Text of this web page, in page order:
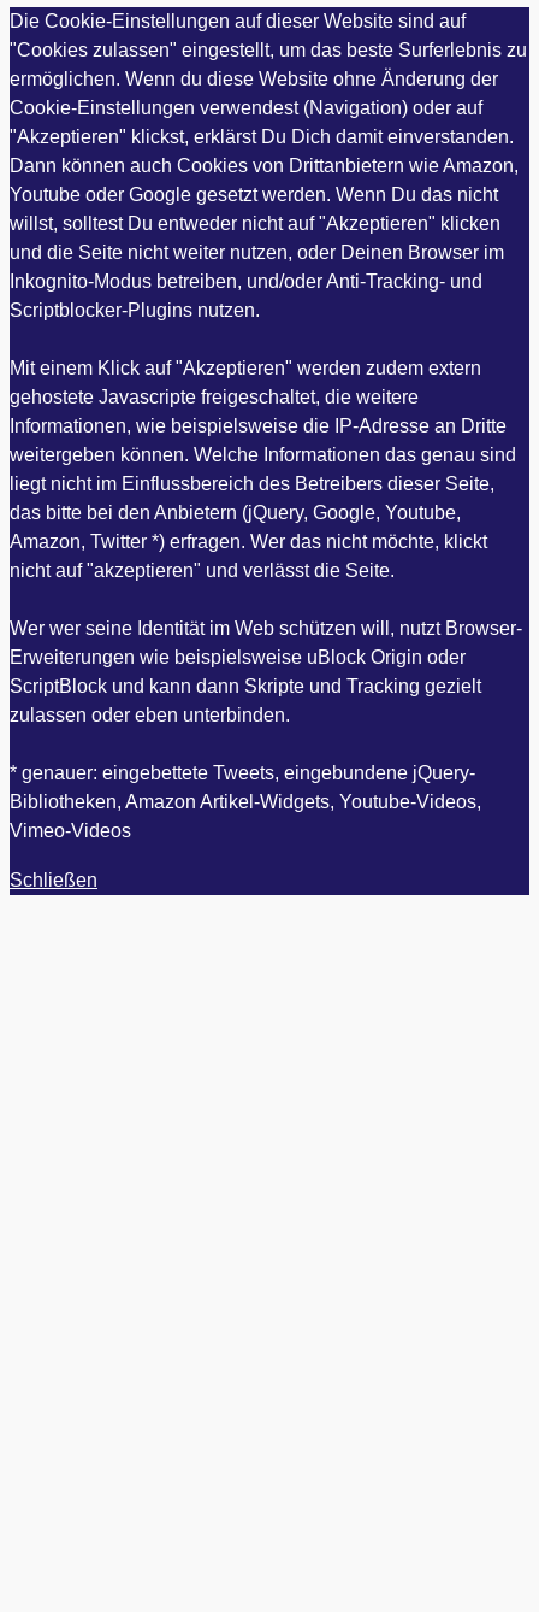
Die Cookie-Einstellungen auf dieser Website sind auf
"Cookies zulassen" eingestellt, um das beste Surferlebnis zu
ermöglichen. Wenn du diese Website ohne Änderung der
Cookie-Einstellungen verwendest (Navigation) oder auf
"Akzeptieren" klickst, erklärst Du Dich damit einverstanden.
Dann können auch Cookies von Drittanbietern wie Amazon,
Youtube oder Google gesetzt werden. Wenn Du das nicht
willst, solltest Du entweder nicht auf "Akzeptieren" klicken
und die Seite nicht weiter nutzen, oder Deinen Browser im
Inkognito-Modus betreiben, und/oder Anti-Tracking- und
Scriptblocker-Plugins nutzen.
Mit einem Klick auf "Akzeptieren" werden zudem extern
gehostete Javascripte freigeschaltet, die weitere
Informationen, wie beispielsweise die IP-Adresse an Dritte
weitergeben können. Welche Informationen das genau sind
liegt nicht im Einflussbereich des Betreibers dieser Seite,
das bitte bei den Anbietern (jQuery, Google, Youtube,
Amazon, Twitter *) erfragen. Wer das nicht möchte, klickt
nicht auf "akzeptieren" und verlässt die Seite.
Wer wer seine Identität im Web schützen will, nutzt Browser-
Erweiterungen wie beispielsweise uBlock Origin oder
ScriptBlock und kann dann Skripte und Tracking gezielt
zulassen oder eben unterbinden.
* genauer: eingebettete Tweets, eingebundene jQuery-
Bibliotheken, Amazon Artikel-Widgets, Youtube-Videos,
Vimeo-Videos
Schließen